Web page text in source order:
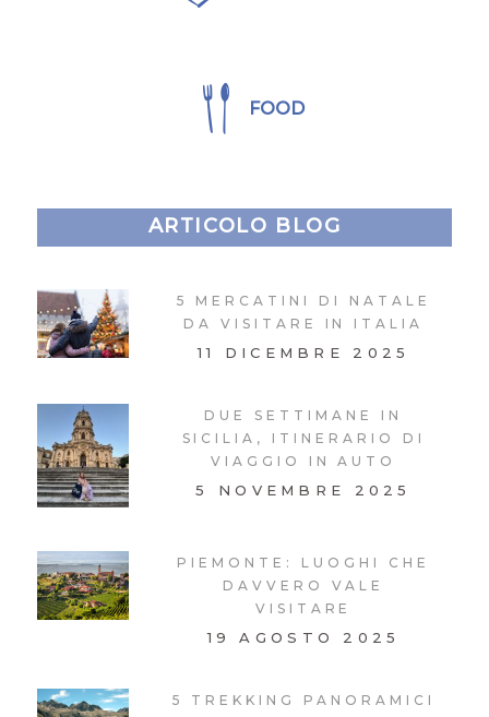
FOOD
ARTICOLO BLOG
5 MERCATINI DI NATALE
DA VISITARE IN ITALIA
11 DICEMBRE 2025
DUE SETTIMANE IN
SICILIA, ITINERARIO DI
VIAGGIO IN AUTO
5 NOVEMBRE 2025
PIEMONTE: LUOGHI CHE
DAVVERO VALE
VISITARE
19 AGOSTO 2025
5 TREKKING PANORAMICI